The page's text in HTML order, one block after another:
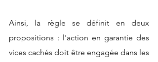
Ainsi, la règle se définit en deux
propositions : l'action en garantie des
vices cachés doit être engagée dans les